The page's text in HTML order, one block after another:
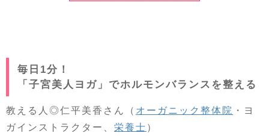
毎日1分！
「子宮美人ヨガ」でホルモンバランスを整える
教える人◎仁平美香さん（ オーガニック整体院 ・ヨ
ガインストラクター、 栄養士 ）